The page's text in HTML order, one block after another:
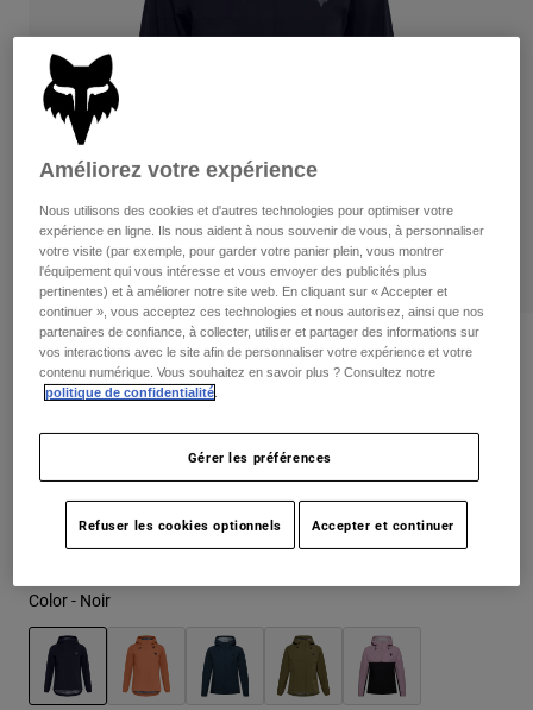
Pants
Goggles
Guards & Protection
Gloves
Jackets & Hydration Vests
Base Layers
Gear Bags
Socks
Replacement Parts
Shorts
Pants
Pads & Protection
Jackets
Gloves
Goggles
Base Layers
Bottles & Hydration Packs
Replacement Parts
Shorts
Swim
Tout acheter
Womens
Hats
Shirts
Sweatshirts
Jackets
Youth
Hats
Shirts
Critiques
Youth Ranger Water Jacket
209,95 C$
Color - Noir
Améliorez votre expérience
Nous utilisons des cookies et d'autres technologies pour optimiser votre
expérience en ligne. Ils nous aident à nous souvenir de vous, à personnaliser
votre visite (par exemple, pour garder votre panier plein, vous montrer
l'équipement qui vous intéresse et vous envoyer des publicités plus
pertinentes) et à améliorer notre site web. En cliquant sur « Accepter et
continuer », vous acceptez ces technologies et nous autorisez, ainsi que nos
partenaires de confiance, à collecter, utiliser et partager des informations sur
vos interactions avec le site afin de personnaliser votre expérience et votre
contenu numérique. Vous souhaitez en savoir plus ? Consultez notre
politique de confidentialité
Gérer les préférences
Refuser les cookies optionnels Accepter et continuer